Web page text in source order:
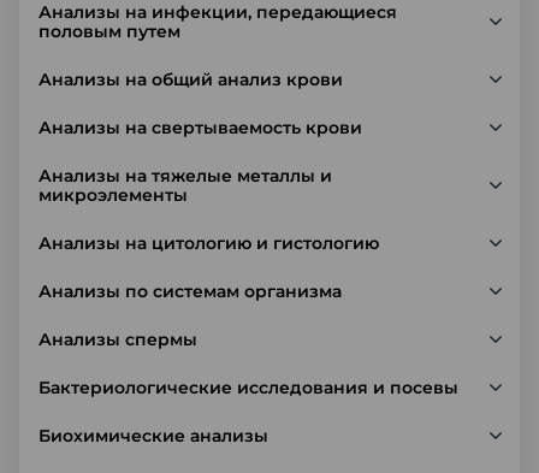
Анализы на инфекции, передающиеся
половым путем
Анализы на общий анализ крови
Анализы на свертываемость крови
Анализы на тяжелые металлы и
микроэлементы
Анализы на цитологию и гистологию
Анализы по системам организма
Анализы спермы
Бактериологические исследования и посевы
Биохимические анализы